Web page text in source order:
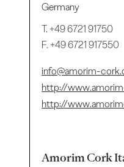
Germany
T.+49 6721 91750
F. +49 6721 917550
info@amorim-
http://
http://
Amorim Cork